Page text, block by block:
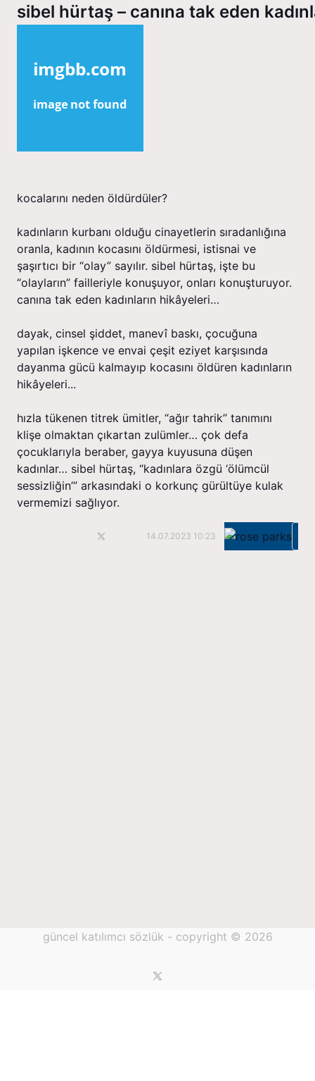
sibel hürtaş – canına tak eden
kocalarını neden öldürdüler?
kadınların kurbanı olduğu cinayetlerin sıradanlığına
oranla, kadının kocasını öldürmesi, istisnai ve
şaşırtıcı bir “olay” sayılır. sibel hürtaş, işte bu
“olayların” failleriyle konuşuyor, onları konuşturuyor.
canına tak eden kadınların hikâyeleri…
dayak, cinsel şiddet, manevî baskı, çocuğuna
yapılan işkence ve envai çeşit eziyet karşısında
dayanma gücü kalmayıp kocasını öldüren kadınların
hikâyeleri...
hızla tükenen titrek ümitler, “ağır tahrik” tanımını
klişe olmaktan çıkartan zulümler… çok defa
çocuklarıyla beraber, gayya kuyusuna düşen
kadınlar… sibel hürtaş, “kadınlara özgü ‘ölümcül
sessizliğin’” arkasındaki o korkunç gürültüye kulak
vermemizi sağlıyor.
14.07.2023 10:23
güncel katılımcı sözlük - copyright © 2026